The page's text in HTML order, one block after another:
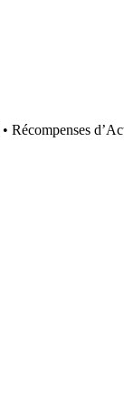
Récompenses